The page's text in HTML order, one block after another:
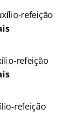
refeição
refeição
refeição